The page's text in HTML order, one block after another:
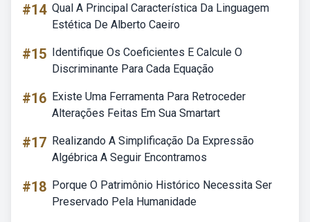
#14 Qual A Principal Característica Da Linguagem
Estética De Alberto Caeiro
#15 Identifique Os Coeficientes E Calcule O
Discriminante Para Cada Equação
#16 Existe Uma Ferramenta Para Retroceder
Alterações Feitas Em Sua Smartart
#17 Realizando A Simplificação Da Expressão
Algébrica A Seguir Encontramos
#18 Porque O Patrimônio Histórico Necessita Ser
Preservado Pela Humanidade